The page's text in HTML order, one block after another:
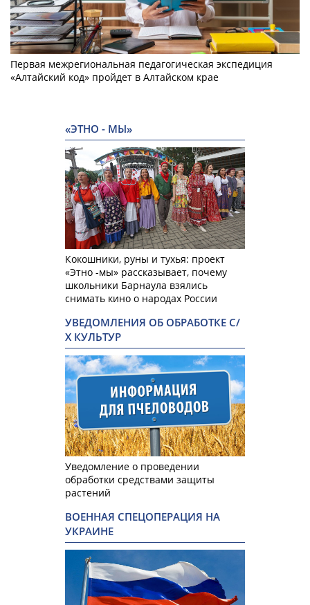
Первая межрегиональная педагогическая экспедиция
«Алтайский код» пройдет в Алтайском крае
«ЭТНО - МЫ»
Кокошники, руны и тухья: проект
«Этно -мы» рассказывает, почему
школьники Барнаула взялись
снимать кино о народах России
УВЕДОМЛЕНИЯ ОБ ОБРАБОТКЕ С/
Х КУЛЬТУР
Уведомление о проведении
обработки средствами защиты
растений
ВОЕННАЯ СПЕЦОПЕРАЦИЯ НА
УКРАИНЕ